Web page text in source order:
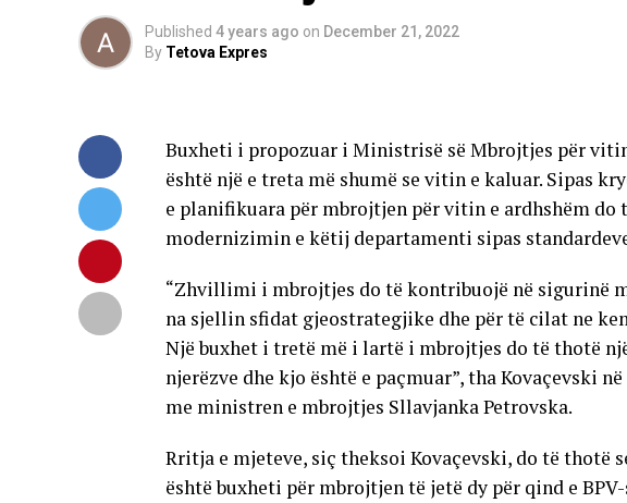
Published 4 years ago on December 21, 2022
By Tetova Expres
Buxheti i propozuar i Ministrisë së Mbrojtjes për
është një e treta më shumë se vitin e kaluar. Sipas
e planifikuara për mbrojtjen për vitin e ardhshëm
modernizimin e këtij departamenti sipas
“Zhvillimi i mbrojtjes do të kontribuojë në sigurinë
na sjellin sfidat gjeostrategjike dhe për të cilat ne
Një buxhet i tretë më i lartë i mbrojtjes do të thotë
njerëzve dhe kjo është e paçmuar”, tha Kovaçevski
me ministren e mbrojtjes Sllavjanka Petrovska.
Rritja e mjeteve, siç theksoi Kovaçevski, do të
është buxheti për mbrojtjen të jetë dy për qind e